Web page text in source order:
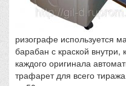
ризографе используется
барабан с краской внутри,
каждого оригинала
трафарет для всего